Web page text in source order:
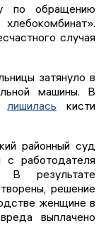
по обращению
случая
затянуло в
машины. В
лишилась кисти
районный суд
с работодателя
В результате
решение
женщине в
выплачено